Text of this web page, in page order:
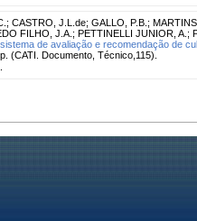
; CASTRO, J.L.de; GALLO, P.B. ;
FILHO, J.A. ; PETTINELLI JUNIOR, A. ;
de avaliação e recomendação de
(CATI. Documento, Técnico,115).